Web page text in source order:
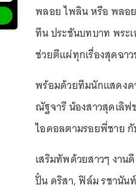
พลอย ไพลิน หรือ พลอ
ทีน ประชันบทบาท พระ
ช่วยตีแผ่ทุกเรื่องสุดฉา
พร้อมด้วยทีมนักแสดงด
ณัฐจารี น้องสาวสุดเลิ
ไอดอลตามรอยพี่ชาย
เสริมทัพด้วยสาวๆ งาน
ปั๋น ดริสา, ฟิล์ม รชานัน